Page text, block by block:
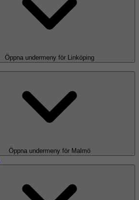
Öppna undermeny för Linköping
Öppna undermeny för Malmö